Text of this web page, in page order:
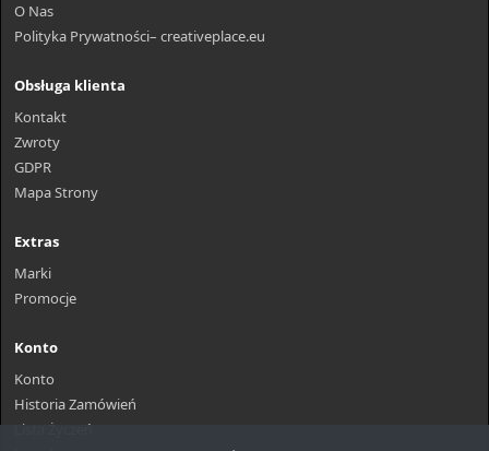
O Nas
Polityka Prywatności– creativeplace.eu
Obsługa klienta
Kontakt
Zwroty
GDPR
Mapa Strony
Extras
Marki
Promocje
Konto
Konto
Historia Zamówień
Lista Życzeń